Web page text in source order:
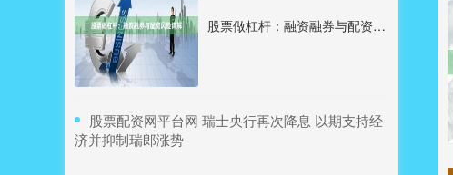
股票做杠杆：融资融券与配资风险详解
​股票配资网平台网 瑞士央行再次降息 以期支持经
济并抑制瑞郎涨势